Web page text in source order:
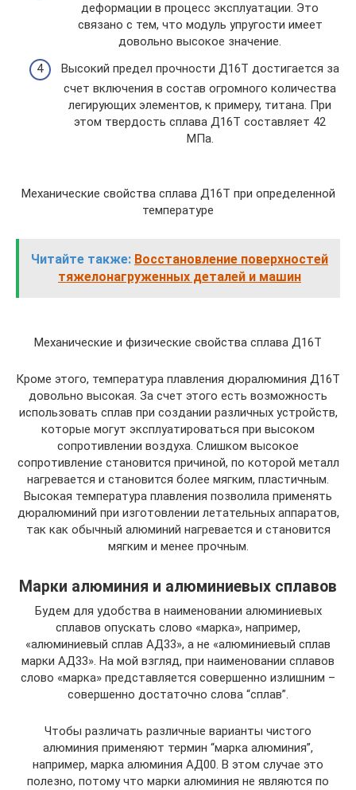
деформации в процесс эксплуатации. Это
связано с тем, что модуль упругости имеет
довольно высокое значение.
Высокий предел прочности Д16Т достигается за
счет включения в состав огромного количества
легирующих элементов, к примеру, титана. При
этом твердость сплава Д16Т составляет 42
МПа.
Механические свойства сплава Д16Т при определенной
температуре
Читайте также: Восстановление поверхностей
тяжелонагруженных деталей и машин
Механические и физические свойства сплава Д16Т
Кроме этого, температура плавления дюралюминия Д16Т
довольно высокая. За счет этого есть возможность
использовать сплав при создании различных устройств,
которые могут эксплуатироваться при высоком
сопротивлении воздуха. Слишком высокое
сопротивление становится причиной, по которой металл
нагревается и становится более мягким, пластичным.
Высокая температура плавления позволила применять
дюралюминий при изготовлении летательных аппаратов,
так как обычный алюминий нагревается и становится
мягким и менее прочным.
Марки алюминия и алюминиевых сплавов
Будем для удобства в наименовании алюминиевых
сплавов опускать слово «марка», например,
«алюминиевый сплав АД33», а не «алюминиевый сплав
марки АД33». На мой взгляд, при наименовании сплавов
слово «марка» представляется совершенно излишним –
совершенно достаточно слова “сплав”.
Чтобы различать различные варианты чистого
алюминия применяют термин “марка алюминия”,
например, марка алюминия АД00. В этом случае это
полезно, потому что марки алюминия не являются по